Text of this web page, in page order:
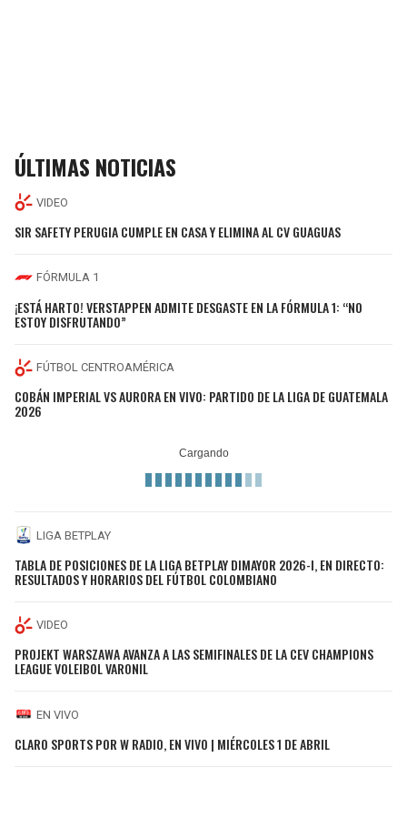
ÚLTIMAS NOTICIAS
VIDEO
SIR SAFETY PERUGIA CUMPLE EN CASA Y ELIMINA AL CV GUAGUAS
FÓRMULA 1
¡ESTÁ HARTO! VERSTAPPEN ADMITE DESGASTE EN LA FÓRMULA 1: “NO
ESTOY DISFRUTANDO”
FÚTBOL CENTROAMÉRICA
COBÁN IMPERIAL VS AURORA EN VIVO: PARTIDO DE LA LIGA DE GUATEMALA
2026
LIGA BETPLAY
TABLA DE POSICIONES DE LA LIGA BETPLAY DIMAYOR 2026-I, EN DIRECTO:
RESULTADOS Y HORARIOS DEL FÚTBOL COLOMBIANO
VIDEO
PROJEKT WARSZAWA AVANZA A LAS SEMIFINALES DE LA CEV CHAMPIONS
LEAGUE VOLEIBOL VARONIL
EN VIVO
CLARO SPORTS POR W RADIO, EN VIVO | MIÉRCOLES 1 DE ABRIL